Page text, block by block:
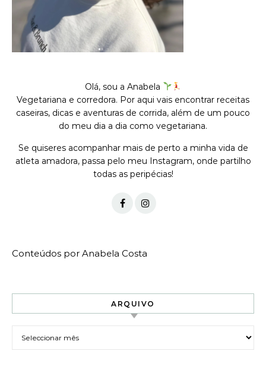
Olá, sou a Anabela
Vegetariana e corredora. Por aqui vais encontrar receitas
caseiras, dicas e aventuras de corrida, além de um pouco
do meu dia a dia como vegetariana.
Se quiseres acompanhar mais de perto a minha vida de
atleta amadora, passa pelo meu Instagram, onde partilho
todas as peripécias!
Conteúdos por Anabela Costa
ARQUIVO